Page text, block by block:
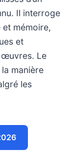
Il interroge
mémoire,
et
œuvres. Le
manière
les